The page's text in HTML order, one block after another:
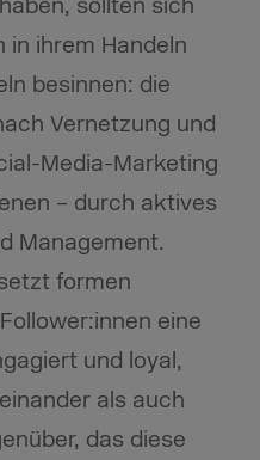
in ihrem Handeln
besinnen: die
Vernetzung und
Media-Marketing
– durch aktives
Management.
formen
eine
und loyal,
als auch
das diese